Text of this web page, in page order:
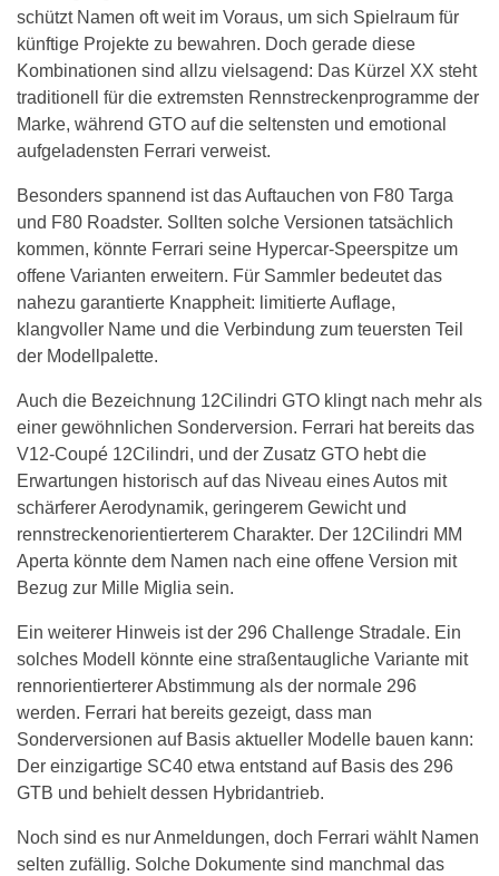
schützt Namen oft weit im Voraus, um sich Spielraum für
künftige Projekte zu bewahren. Doch gerade diese
Kombinationen sind allzu vielsagend: Das Kürzel XX steht
traditionell für die extremsten Rennstreckenprogramme der
Marke, während GTO auf die seltensten und emotional
aufgeladensten Ferrari verweist.
Besonders spannend ist das Auftauchen von F80 Targa
und F80 Roadster. Sollten solche Versionen tatsächlich
kommen, könnte Ferrari seine Hypercar-Speerspitze um
offene Varianten erweitern. Für Sammler bedeutet das
nahezu garantierte Knappheit: limitierte Auflage,
klangvoller Name und die Verbindung zum teuersten Teil
der Modellpalette.
Auch die Bezeichnung 12Cilindri GTO klingt nach mehr als
einer gewöhnlichen Sonderversion. Ferrari hat bereits das
V12-Coupé 12Cilindri, und der Zusatz GTO hebt die
Erwartungen historisch auf das Niveau eines Autos mit
schärferer Aerodynamik, geringerem Gewicht und
rennstreckenorientierterem Charakter. Der 12Cilindri MM
Aperta könnte dem Namen nach eine offene Version mit
Bezug zur Mille Miglia sein.
Ein weiterer Hinweis ist der 296 Challenge Stradale. Ein
solches Modell könnte eine straßentaugliche Variante mit
rennorientierterer Abstimmung als der normale 296
werden. Ferrari hat bereits gezeigt, dass man
Sonderversionen auf Basis aktueller Modelle bauen kann:
Der einzigartige SC40 etwa entstand auf Basis des 296
GTB und behielt dessen Hybridantrieb.
Noch sind es nur Anmeldungen, doch Ferrari wählt Namen
selten zufällig. Solche Dokumente sind manchmal das